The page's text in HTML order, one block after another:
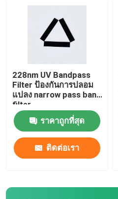
228nm UV Bandpass
Filter ป้องกันการปลอม
แปลง narrow pass band
filter
ราคาถูกที่สุด
ติดต่อเรา